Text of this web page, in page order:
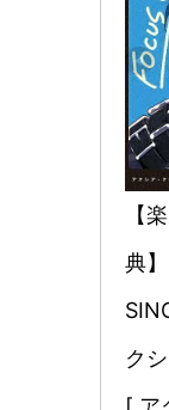
【
典
ク